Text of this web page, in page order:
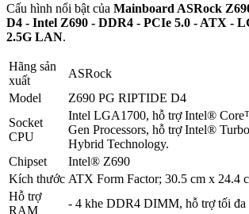
Cấu hình nổi bật của Mainboard ASRock
D4 - Intel Z690 - DDR4 - PCIe 5.0 - ATX -
2.5G LAN.
Hãng sản
xuất
ASRock
Model
Z690 PG RIPTIDE D4
Socket
CPU
Intel LGA1700, hỗ trợ Intel®
Gen Processors, hỗ trợ Intel®
Hybrid Technology.
Chipset
Intel® Z690
Kích thước ATX Form Factor; 30.5 cm x 24.4
Hỗ trợ
RAM
- 4 khe DDR4 DIMM, hỗ trợ tối đa